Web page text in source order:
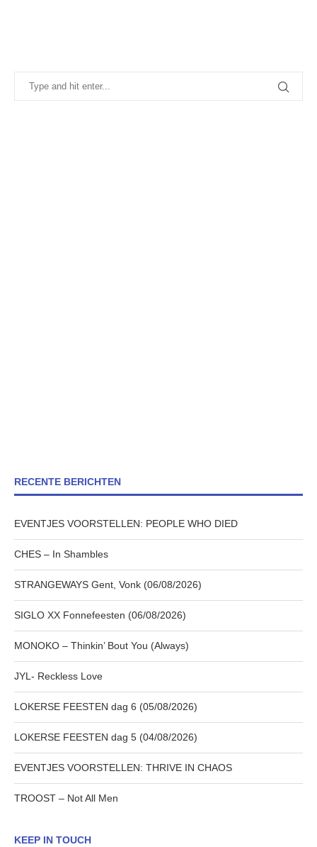
RECENTE BERICHTEN
EVENTJES VOORSTELLEN: PEOPLE WHO DIED
CHES – In Shambles
STRANGEWAYS Gent, Vonk (06/08/2026)
SIGLO XX Fonnefeesten (06/08/2026)
MONOKO – Thinkin’ Bout You (Always)
JYL- Reckless Love
LOKERSE FEESTEN dag 6 (05/08/2026)
LOKERSE FEESTEN dag 5 (04/08/2026)
EVENTJES VOORSTELLEN: THRIVE IN CHAOS
TROOST – Not All Men
KEEP IN TOUCH